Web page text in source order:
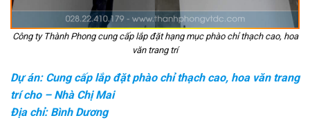
Công ty Thành Phong cung cấp lắp đặt hạng mục phào chỉ thạch cao, hoa
văn trang trí
Dự án: Cung cấp lắp đặt phào chỉ thạch cao, hoa văn trang
trí cho – Nhà Chị Mai
Địa chỉ: Bình Dương